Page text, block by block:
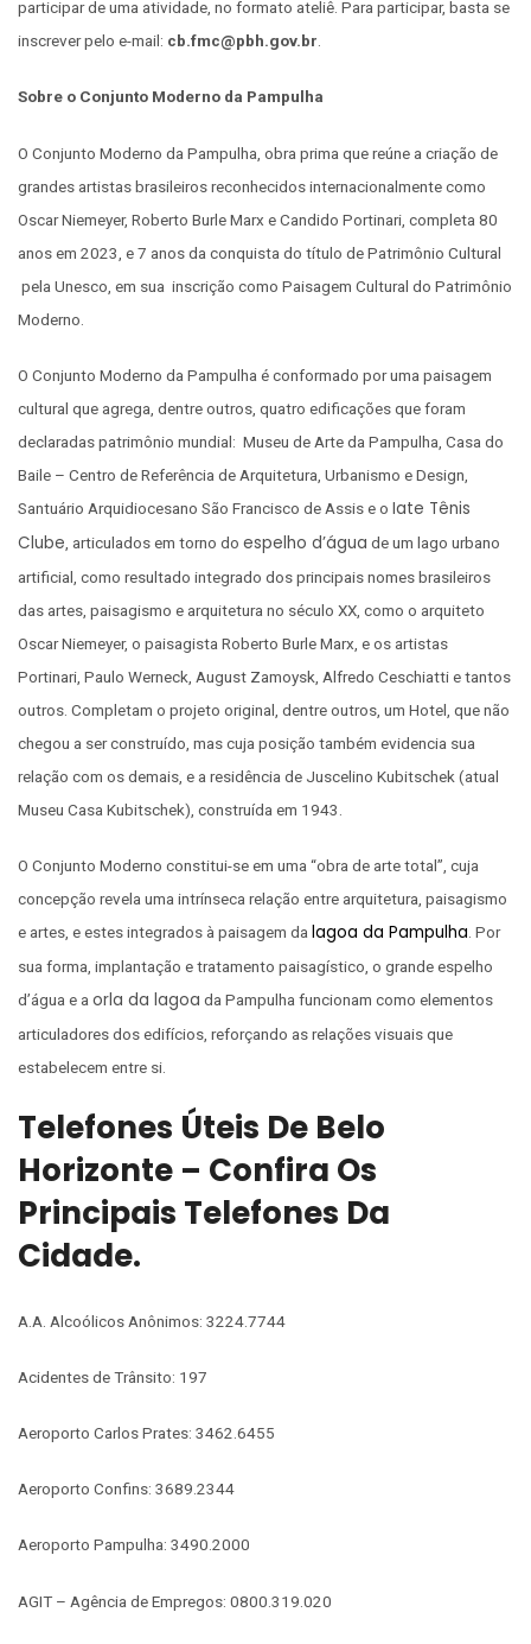
participar de uma atividade, no formato ateliê. Para participar, basta se
inscrever pelo e-mail: cb.fmc@pbh.gov.br.
Sobre o Conjunto Moderno da Pampulha
O Conjunto Moderno da Pampulha, obra prima que reúne a criação de
grandes artistas brasileiros reconhecidos internacionalmente como
Oscar Niemeyer, Roberto Burle Marx e Candido Portinari, completa 80
anos em 2023, e 7 anos da conquista do título de Patrimônio Cultural
pela Unesco, em sua inscrição como Paisagem Cultural do Patrimônio
Moderno.
O Conjunto Moderno da Pampulha é conformado por uma paisagem
cultural que agrega, dentre outros, quatro edificações que foram
declaradas patrimônio mundial: Museu de Arte da Pampulha, Casa do
Baile – Centro de Referência de Arquitetura, Urbanismo e Design,
Santuário Arquidiocesano São Francisco de Assis e o Iate Tênis
Clube , articulados em torno do espelho d’água de um lago urbano
artificial, como resultado integrado dos principais nomes brasileiros
das artes, paisagismo e arquitetura no século XX, como o arquiteto
Oscar Niemeyer, o paisagista Roberto Burle Marx, e os artistas
Portinari, Paulo Werneck, August Zamoysk, Alfredo Ceschiatti e tantos
outros. Completam o projeto original, dentre outros, um Hotel, que não
chegou a ser construído, mas cuja posição também evidencia sua
relação com os demais, e a residência de Juscelino Kubitschek (atual
Museu Casa Kubitschek), construída em 1943.
O Conjunto Moderno constitui-se em uma “obra de arte total”, cuja
concepção revela uma intrínseca relação entre arquitetura, paisagismo
e artes, e estes integrados à paisagem da lagoa da Pampulha . Por
sua forma, implantação e tratamento paisagístico, o grande espelho
d’água e a orla da lagoa da Pampulha funcionam como elementos
articuladores dos edifícios, reforçando as relações visuais que
estabelecem entre si.
Telefones Úteis De Belo
Horizonte – Confira Os
Principais Telefones Da
Cidade.
A.A. Alcoólicos Anônimos: 3224.7744
Acidentes de Trânsito: 197
Aeroporto Carlos Prates: 3462.6455
Aeroporto Confins: 3689.2344
Aeroporto Pampulha: 3490.2000
AGIT – Agência de Empregos: 0800.319.020